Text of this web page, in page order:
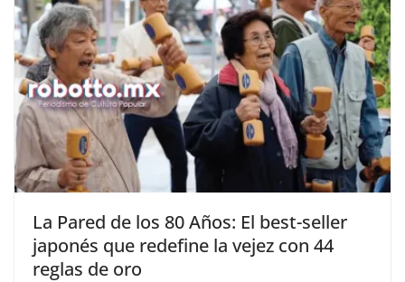
La Pared de los 80 Años: El best-seller
japonés que redefine la vejez con 44
reglas de oro